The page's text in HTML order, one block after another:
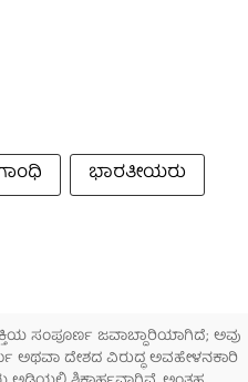
ಭಾರತೀಯರು
ಸಂಪೂರ್ಣ ಜವಾಬ್ದಾರಿಯಾಗಿದೆ; ಅವು
ಅಥವಾ ದೇಶದ ವಿರುದ್ಧ ಅವಹೇಳನಕಾರಿ